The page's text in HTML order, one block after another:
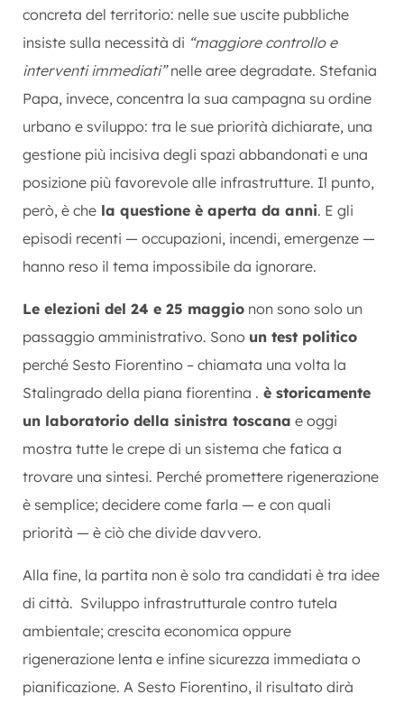
concreta del territorio: nelle sue uscite pubbliche
insiste sulla necessità di “maggiore controllo e
interventi immediati”nelle aree degradate. Stefania
Papa, invece, concentra la sua campagna su ordine
urbano e sviluppo: tra le sue priorità dichiarate, una
gestione più incisiva degli spazi abbandonati e una
posizione più favorevole alle infrastrutture. Il punto,
però, è che la questione è aperta da anni. E gli
episodi recenti — occupazioni, incendi, emergenze —
hanno reso il tema impossibile da ignorare.
Le elezioni del 24 e 25 maggio non sono solo un
passaggio amministrativo. Sono un test politico
perché Sesto Fiorentino – chiamata una volta la
Stalingrado della piana fiorentina . è storicamente
un laboratorio della sinistra toscana e oggi
mostra tutte le crepe di un sistema che fatica a
trovare una sintesi. Perché promettere rigenerazione
è semplice; decidere come farla — e con quali
priorità — è ciò che divide davvero.
Alla fine, la partita non è solo tra candidati è tra idee
di città. Sviluppo infrastrutturale contro tutela
ambientale; crescita economica oppure
rigenerazione lenta e infine sicurezza immediata o
pianificazione. A Sesto Fiorentino, il risultato dirà